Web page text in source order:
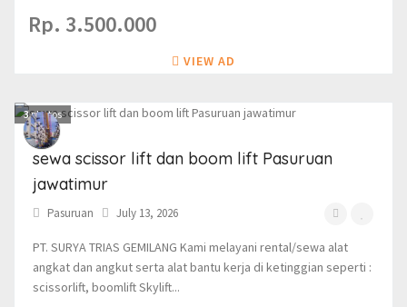
Rp. 3.500.000
VIEW AD
3photos
sewa scissor lift dan boom lift Pasuruan
jawatimur
Pasuruan July 13, 2026
PT. SURYA TRIAS GEMILANG Kami melayani rental/sewa alat
angkat dan angkut serta alat bantu kerja di ketinggian seperti :
scissorlift, boomlift Skylift...